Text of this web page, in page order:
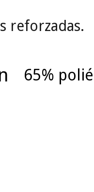
reforzadas.
65%